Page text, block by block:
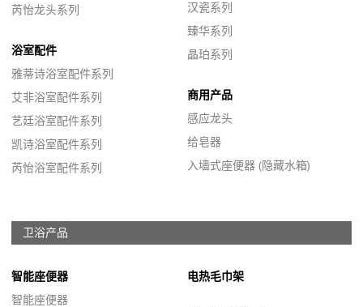
芮怡龙头系列
浴室配件
雅蒂诗浴室配件系列
艾非浴室配件系列
艺廷浴室配件系列
凯诗浴室配件系列
芮怡浴室配件系列
汉瓷系列
臻华系列
晶珀系列
商用产品
感应龙头
给皂器
入墙式座便器 (隐藏水箱)
卫浴产品
智能座便器
智能座便器
电热毛巾架